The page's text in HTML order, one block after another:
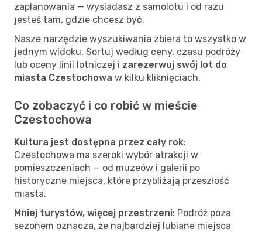
zaplanowania — wysiadasz z samolotu i od razu
jesteś tam, gdzie chcesz być.
Nasze narzędzie wyszukiwania zbiera to wszystko w
jednym widoku. Sortuj według ceny, czasu podróży
lub oceny linii lotniczej i zarezerwuj swój lot do
miasta Czestochowa w kilku kliknięciach.
Co zobaczyć i co robić w mieście
Czestochowa
Kultura jest dostępna przez cały rok:
Czestochowa ma szeroki wybór atrakcji w
pomieszczeniach — od muzeów i galerii po
historyczne miejsca, które przybliżają przeszłość
miasta.
Mniej turystów, więcej przestrzeni: Podróż poza
sezonem oznacza, że najbardziej lubiane miejsca